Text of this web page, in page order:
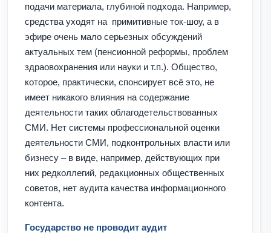
подачи материала, глубиной подхода. Например,
средства уходят на примитивные ток-шоу, а в
эфире очень мало серьезных обсуждений
актуальных тем (пенсионной реформы, проблем
здраовохранения или науки и т.п.). Общество,
которое, практически, спонсирует всё это, не
имеет никакого влияния на содержание
деятельности таких облагодетельствованных
СМИ. Нет системы профессиональной оценки
деятельности СМИ, подконтрольных власти или
бизнесу – в виде, например, действующих при
них редколлегий, редакционных общественных
советов, нет аудита качества информационного
контента.
Государство не проводит аудит